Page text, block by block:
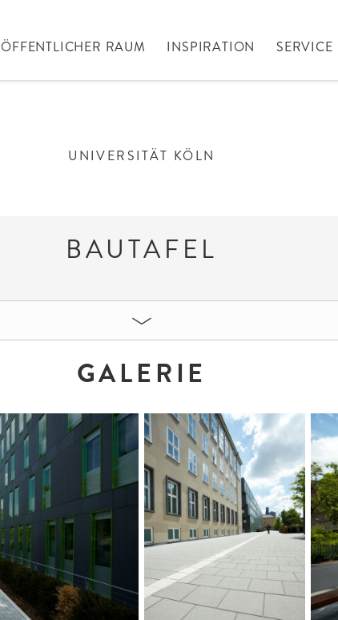
ÖFFENTLICHER RAUM INSPIRATION SERVICE
UNIVERSITÄT KÖLN
BAUTAFEL
Anthrazit
x 12 cm
x 12 cm
x 14 cm
GALERIE